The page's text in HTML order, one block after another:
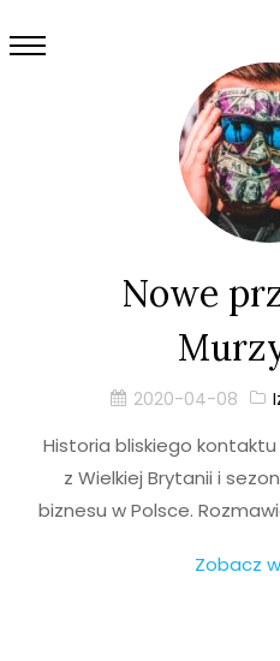
Nowe
2020-04-08
Historia bliskiego
z Wielkiej Brytanii i
biznesu w Polsce.
Zobacz